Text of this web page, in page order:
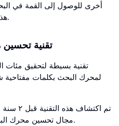
أخرى للوصول إلى القمة في
فريقي في SEO هذه التقنية.
تقنية تحسين
تقنية بسيطة لتحقيق مئات
لمحرك البحث بكلمات مفتاحية
تم
مجال تحسين محرك البحث بمجال تنافسي للغاية.